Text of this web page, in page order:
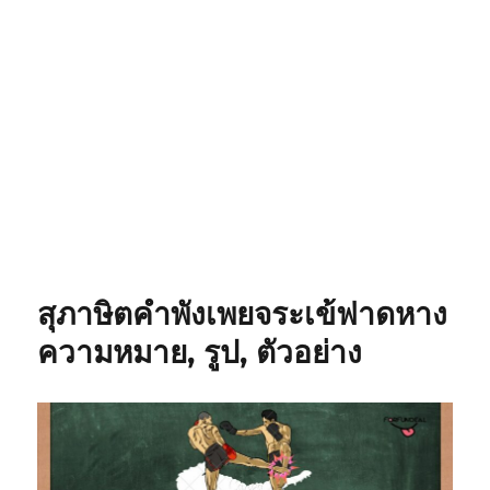
สุภาษิตคำพังเพยจระเข้ฟาดหาง
ความหมาย, รูป, ตัวอย่าง